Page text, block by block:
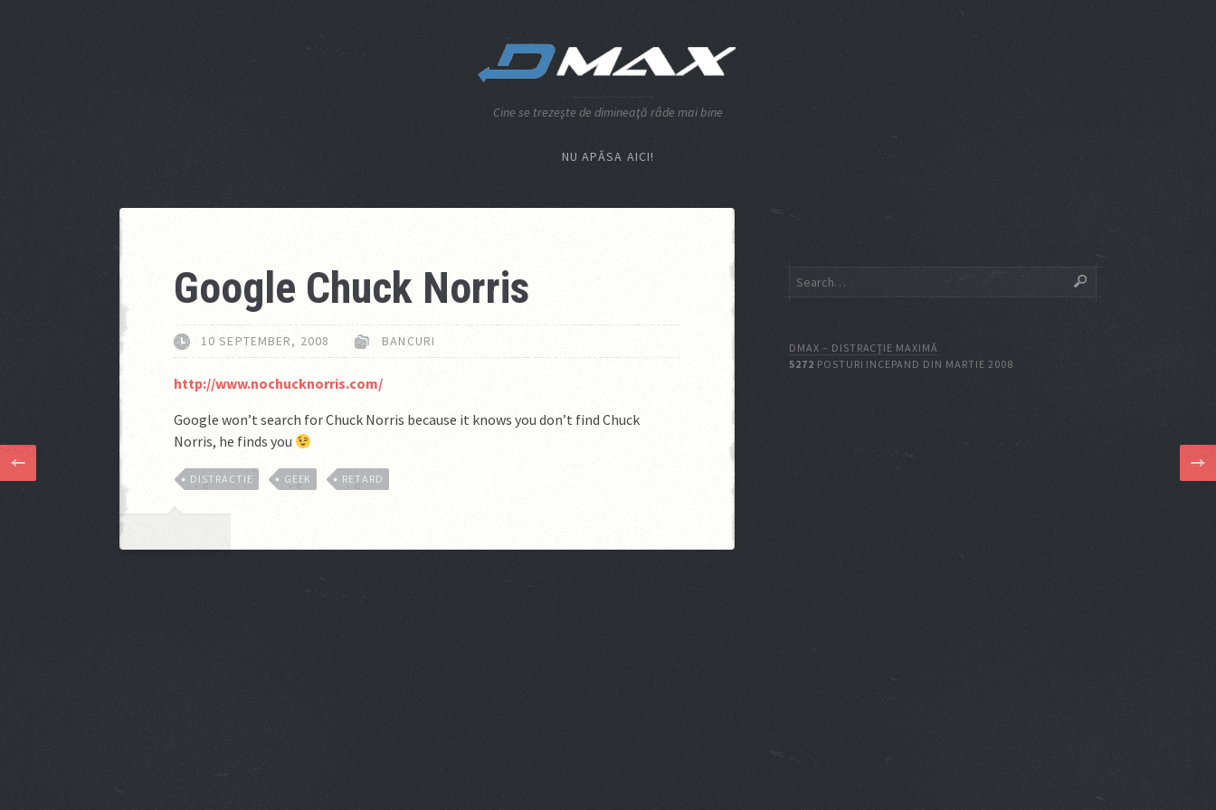
Cine se trezeşte de dimineaţă râde mai bine
NU APĂSA AICI!
Google Chuck Norris
10 SEPTEMBER, 2008 BANCURI
http://www.nochucknorris.com/
Google won’t search for Chuck Norris because it knows you don’t find Chuck
Norris, he finds you
DISTRACTIE GEEK RETARD
DMAX – DISTRACŢIE MAXIMĂ
5272 POSTURI INCEPAND DIN MARTIE 2008